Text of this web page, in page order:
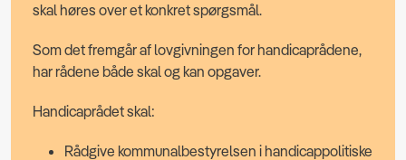
skal høres over et konkret spørgsmål.
Som det fremgår af lovgivningen for handicaprådene,
har rådene både skal og kan opgaver.
Handicaprådet skal:
Rådgive kommunalbestyrelsen i handicappolitiske